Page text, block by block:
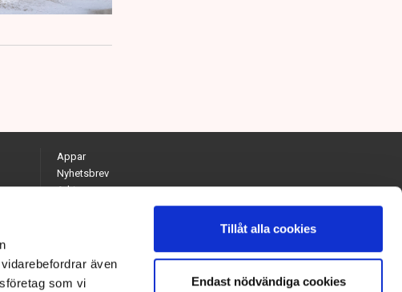
även
som vi
Tillåt alla cookies
Endast nödvändiga cookies
Appar
Nyhetsbrev
Arkiv
Kontakta redaktionen
Chefredaktör och ansvarig utgivare: